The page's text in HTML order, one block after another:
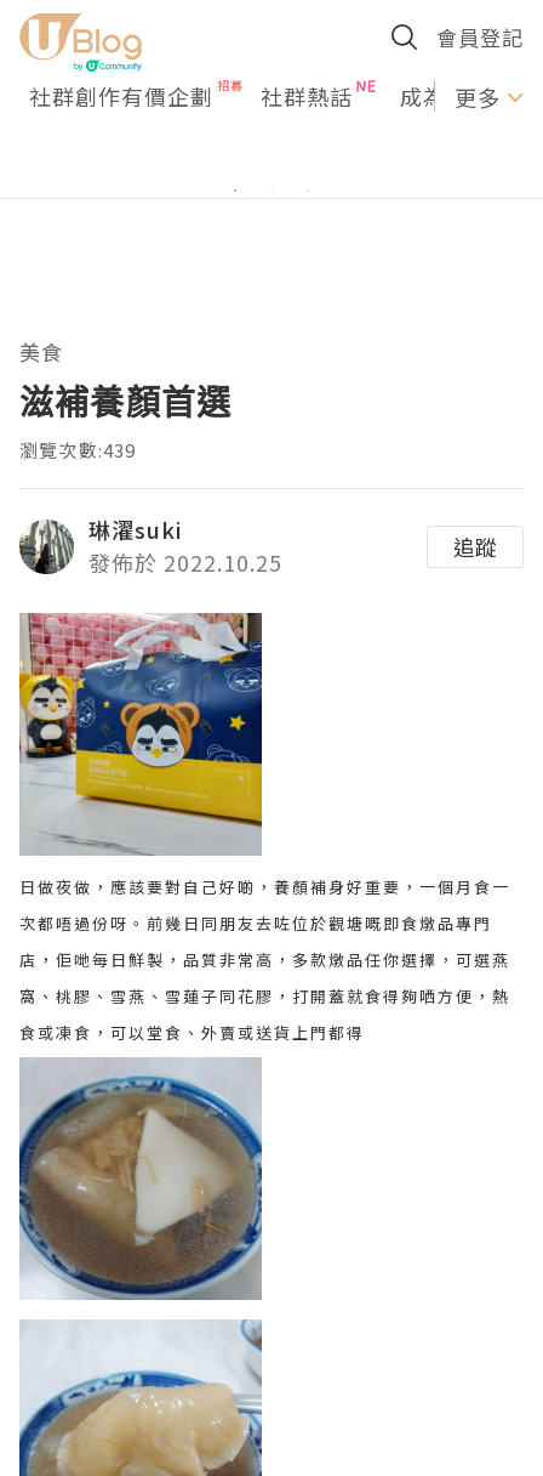
會員登記
社群創作有價企劃 社群熱話 成為U更多
美食
滋補養顏首選
瀏覽次數:439
琳濯suki
發佈於 2022.10.25
追蹤
日做夜做，應該要對自己好啲，養顏補身好重要，一個月食一
次都唔過份呀。前幾日同朋友去咗位於觀塘嘅即食燉品專門
店，佢哋每日鮮製，品質非常高，多款燉品任你選擇，可選燕
窩、桃膠、雪燕、雪蓮子同花膠，打開蓋就食得夠哂方便，熱
食或凍食，可以堂食、外賣或送貨上門都得